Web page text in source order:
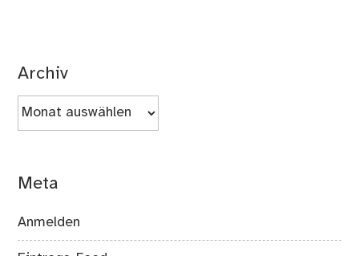
Archiv
Archiv
Meta
Anmelden